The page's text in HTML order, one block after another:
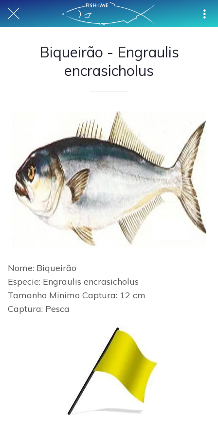
Biqueirão - Engraulis
encrasicholus
Nome: Biqueirão
Especie: Engraulis encrasicholus
Tamanho Minimo Captura: 12 cm
Captura: Pesca